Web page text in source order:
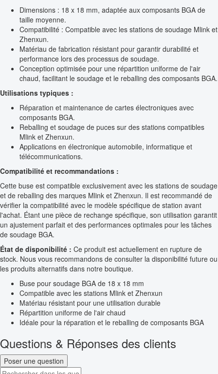
Dimensions : 18 x 18 mm, adaptée aux composants BGA de
taille moyenne.
Compatibilité : Compatible avec les stations de soudage Mlink et
Zhenxun.
Matériau de fabrication résistant pour garantir durabilité et
performance lors des processus de soudage.
Conception optimisée pour une répartition uniforme de l'air
chaud, facilitant le soudage et le reballing des composants BGA.
Utilisations typiques :
Réparation et maintenance de cartes électroniques avec
composants BGA.
Reballing et soudage de puces sur des stations compatibles
Mlink et Zhenxun.
Applications en électronique automobile, informatique et
télécommunications.
Compatibilité et recommandations :
Cette buse est compatible exclusivement avec les stations de soudage
et de reballing des marques Mlink et Zhenxun. Il est recommandé de
vérifier la compatibilité avec le modèle spécifique de station avant
l'achat. Étant une pièce de rechange spécifique, son utilisation garantit
un ajustement parfait et des performances optimales pour les tâches
de soudage BGA.
État de disponibilité : Ce produit est actuellement en rupture de
stock. Nous vous recommandons de consulter la disponibilité future ou
les produits alternatifs dans notre boutique.
Buse pour soudage BGA de 18 x 18 mm
Compatible avec les stations Mlink et Zhenxun
Matériau résistant pour une utilisation durable
Répartition uniforme de l'air chaud
Idéale pour la réparation et le reballing de composants BGA
Questions & Réponses des clients
Poser une question